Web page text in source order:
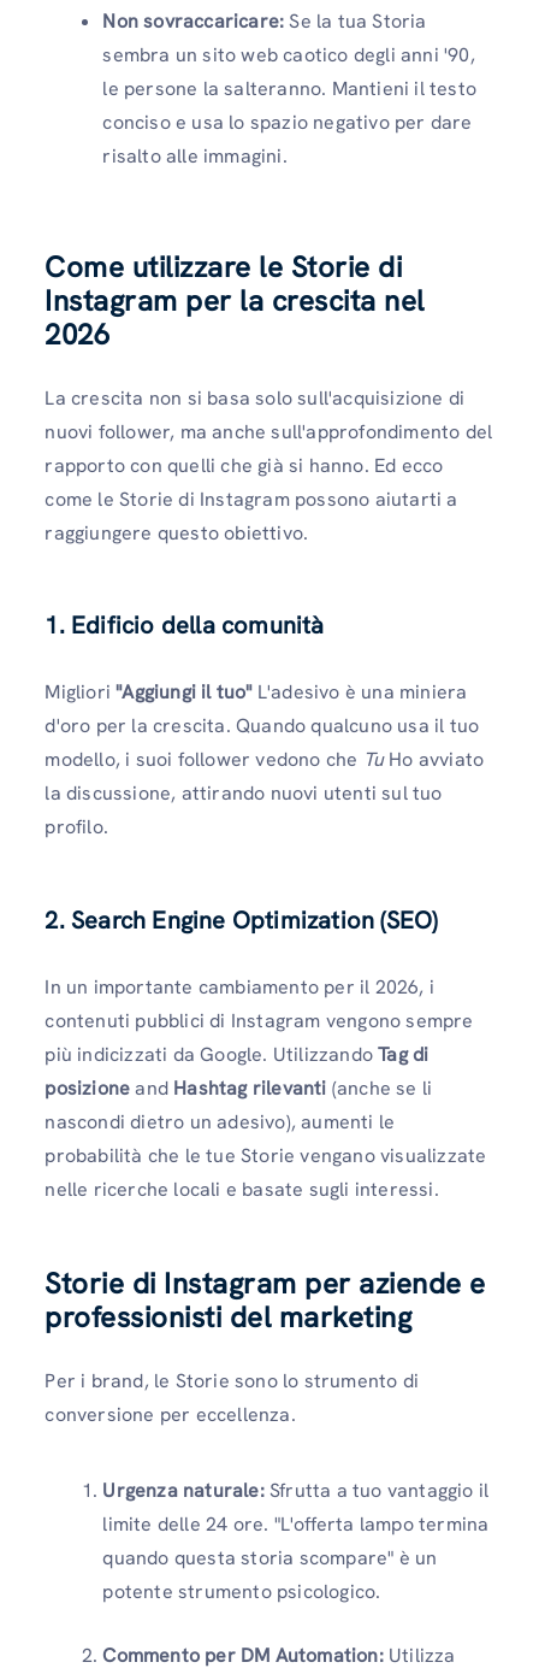
Non sovraccaricare:Se la tua Storia
sembra un sito web caotico degli anni '90,
le persone la salteranno. Mantieni il testo
conciso e usa lo spazio negativo per dare
risalto alle immagini.
Come utilizzare le Storie di
Instagram per la crescita nel
2026
La crescita non si basa solo sull'acquisizione di
nuovi follower, ma anche sull'approfondimento del
rapporto con quelli che già si hanno. Ed ecco
come le Storie di Instagram possono aiutarti a
raggiungere questo obiettivo.
1. Edificio della comunità
Migliori"Aggiungi il tuo"L'adesivo è una miniera
d'oro per la crescita. Quando qualcuno usa il tuo
modello, i suoi follower vedono che TuHo avviato
la discussione, attirando nuovi utenti sul tuo
profilo.
2. Search Engine Optimization (SEO)
In un importante cambiamento per il 2026, i
contenuti pubblici di Instagram vengono sempre
più indicizzati da Google. UtilizzandoTag di
posizioneand Hashtag rilevanti (anche se li
nascondi dietro un adesivo), aumenti le
probabilità che le tue Storie vengano visualizzate
nelle ricerche locali e basate sugli interessi.
Storie di Instagram per aziende e
professionisti del marketing
Per i brand, le Storie sono lo strumento di
conversione per eccellenza.
Urgenza naturale:Sfrutta a tuo vantaggio il
limite delle 24 ore. "L'offerta lampo termina
quando questa storia scompare" è un
potente strumento psicologico.
Commento per DM Automation:Utilizza